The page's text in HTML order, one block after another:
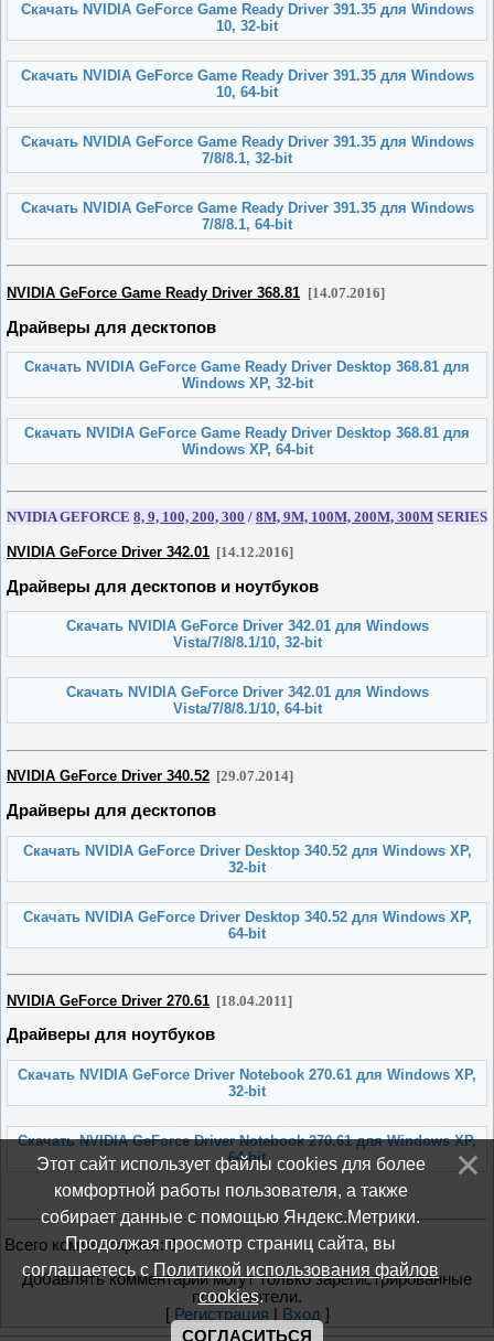
Скачать NVIDIA GeForce Game Ready Driver 391.35 для Windows
10, 32-bit
Скачать NVIDIA GeForce Game Ready Driver 391.35 для Windows
10, 64-bit
Скачать NVIDIA GeForce Game Ready Driver 391.35 для Windows
7/8/8.1, 32-bit
Скачать NVIDIA GeForce Game Ready Driver 391.35 для Windows
7/8/8.1, 64-bit
NVIDIA GeForce Game Ready Driver 368.81 [14.07.2016]
Драйверы для десктопов
Скачать NVIDIA GeForce Game Ready Driver Desktop 368.81 для
Windows XP, 32-bit
Скачать NVIDIA GeForce Game Ready Driver Desktop 368.81 для
Windows XP, 64-bit
NVIDIA GEFORCE 8, 9, 100, 200, 300 / 8M, 9M, 100M, 200M, 300M SERIES
NVIDIA GeForce Driver 342.01 [14.12.2016]
Драйверы для десктопов и ноутбуков
Скачать NVIDIA GeForce Driver 342.01 для Windows
Vista/7/8/8.1/10, 32-bit
Скачать NVIDIA GeForce Driver 342.01 для Windows
Vista/7/8/8.1/10, 64-bit
NVIDIA GeForce Driver 340.52 [29.07.2014]
Драйверы для десктопов
Скачать NVIDIA GeForce Driver Desktop 340.52 для Windows XP,
32-bit
Скачать NVIDIA GeForce Driver Desktop 340.52 для Windows XP,
64-bit
NVIDIA GeForce Driver 270.61 [18.04.2011]
Драйверы для ноутбуков
Скачать NVIDIA GeForce Driver Notebook 270.61 для Windows XP,
32-bit
Скачать NVIDIA GeForce Driver Notebook 270.61 для Windows XP,
64-bit
Всего комментариев:0
Добавлять комментарии могут только зарегистрированные
пользователи.
[ Регистрация Вход ]
Этот сайт использует файлы cookies для более
комфортной работы пользователя, а также
собирает данные с помощью Яндекс.Метрики.
Продолжая просмотр страниц сайта, вы
соглашаетесь с Политикой использования файлов
cookies.
СОГЛАСИТЬСЯ